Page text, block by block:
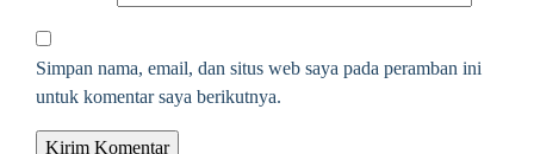
Simpan nama, email, dan situs web saya pada peramban ini
untuk komentar saya berikutnya.